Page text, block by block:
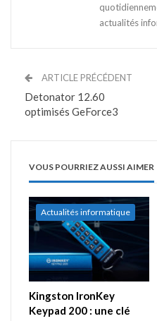
actualités
ARTICLE PRÉCÉDENT
Detonator 12.60
optimisés GeForce3
VOUS POURRIEZ AUSSI AIMER
Actualités informatique
Kingston IronKey
Keypad 200 : une clé